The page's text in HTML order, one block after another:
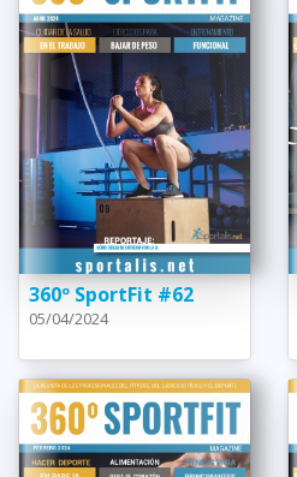
360º SportFit #62
05/04/2024